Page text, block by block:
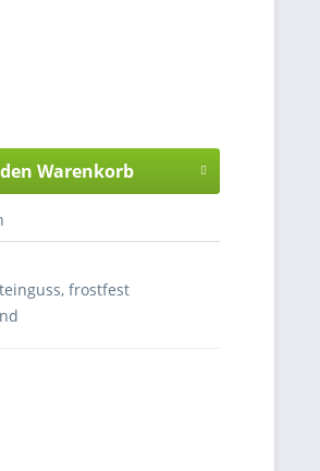
Warenkorb
frostfest